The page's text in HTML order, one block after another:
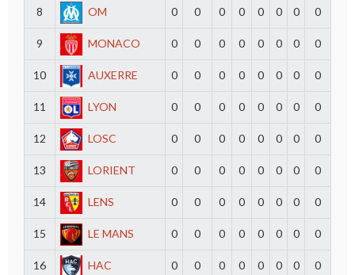
8 OM 0 0 0 0 0 0 0 0
9 MONACO 0 0 0 0 0 0 0 0
10 AUXERRE 0 0 0 0 0 0 0 0
11 LYON 0 0 0 0 0 0 0 0
12 LOSC 0 0 0 0 0 0 0 0
13 LORIENT 0 0 0 0 0 0 0 0
14 LENS 0 0 0 0 0 0 0 0
15 LE MANS 0 0 0 0 0 0 0 0
16 HAC 0 0 0 0 0 0 0 0